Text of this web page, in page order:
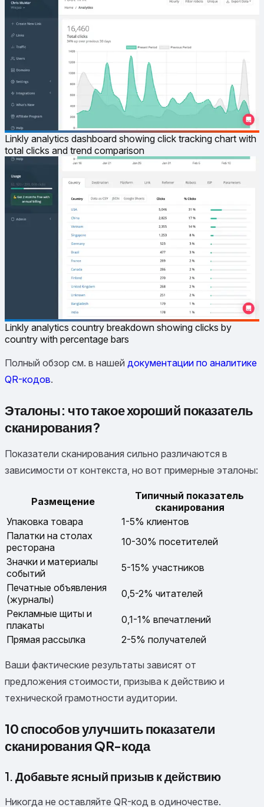
Linkly analytics dashboard showing click tracking chart with
total clicks and trend comparison
Linkly analytics country breakdown showing clicks by
country with percentage bars
Полный обзор см. в нашей документации по аналитике
QR-кодов.
Эталоны: что такое хороший показатель
сканирования?
Показатели сканирования сильно различаются в
зависимости от контекста, но вот примерные эталоны:
Размещение
Типичный показатель
сканирования
Упаковка товара
1-5% клиентов
Палатки на столах
ресторана
10-30% посетителей
Значки и материалы
событий
5-15% участников
Печатные объявления
(журналы)
0,5-2% читателей
Рекламные щиты и
плакаты
0,1-1% впечатлений
Прямая рассылка
2-5% получателей
Ваши фактические результаты зависят от
предложения стоимости, призыва к действию и
технической грамотности аудитории.
10 способов улучшить показатели
сканирования QR-кода
1. Добавьте ясный призыв к действию
Никогда не оставляйте QR-код в одиночестве.